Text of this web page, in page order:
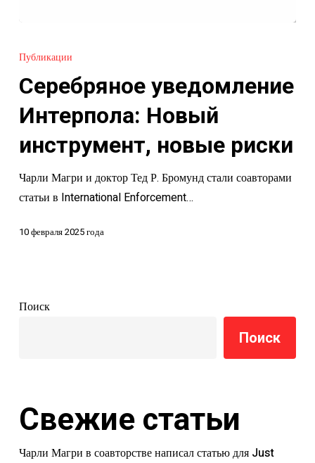
уведомление
Новый
инструмент,
риски
Публикации
Серебряное уведомление
Интерпола: Новый
инструмент, новые риски
Чарли Магри и доктор Тед Р. Бромунд стали соавторами
статьи в International Enforcement…
10 февраля 2025 года
Поиск
Поиск
Свежие статьи
Чарли Магри в соавторстве написал статью для Just